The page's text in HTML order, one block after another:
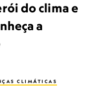
do clima e
a
CLIMÁTICAS